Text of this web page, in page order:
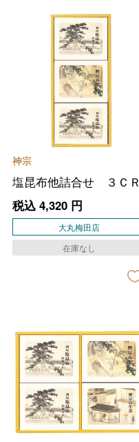
神宗
塩昆布他詰合せ ３ＣＲ
税込 4,320円
大丸梅田店
在庫なし